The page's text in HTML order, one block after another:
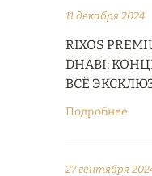
11 декабря 2024
RIXOS
DHABI:
ВСЁ
Подробнее
27 сентября